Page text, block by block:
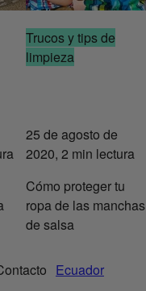
Trucos y tips de
limpieza
25 de agosto de
2020, 2 min lectura
Cómo proteger tu
ropa de las manchas
de salsa
Ecuador